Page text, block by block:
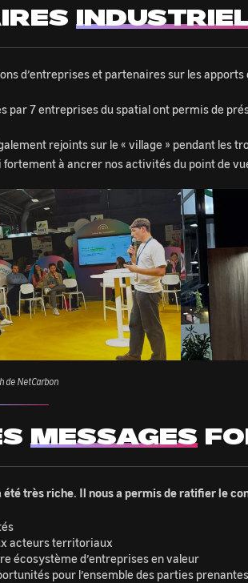
d’entreprises et partenaires sur les
par 7 entreprises du spatial ont permis de
rejoints sur le « village » pendant les
à ancrer nos activités du point de
de NetCarbon
Image
MESSAGES
été très riche. Il nous a permis de ratifier le
acteurs territoriaux
écosystème d’entreprises en valeur
pour l’ensemble des parties prenantes